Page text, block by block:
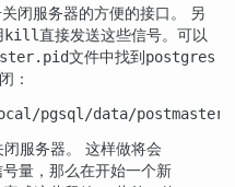
闭服务器的方便的接口。 另
kill直接发送这些信号。可以
文件中找到postgres
：
pgsql/data/
闭服务器。 这样做将会
量，那么在开始一个新